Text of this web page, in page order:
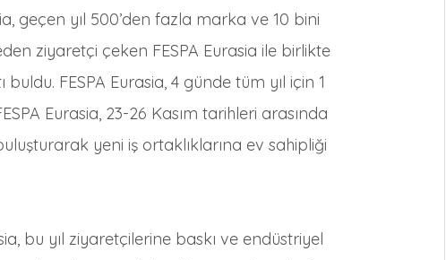
geçen yıl 500’den fazla marka ve 10 bini
ziyaretçi çeken FESPA Eurasia ile birlikte
FESPA Eurasia, 4 günde tüm yıl için 1
Eurasia, 23-26 Kasım tarihleri arasında
yeni iş ortaklıklarına ev sahipliği
bu yıl ziyaretçilerine baskı ve endüstriyel